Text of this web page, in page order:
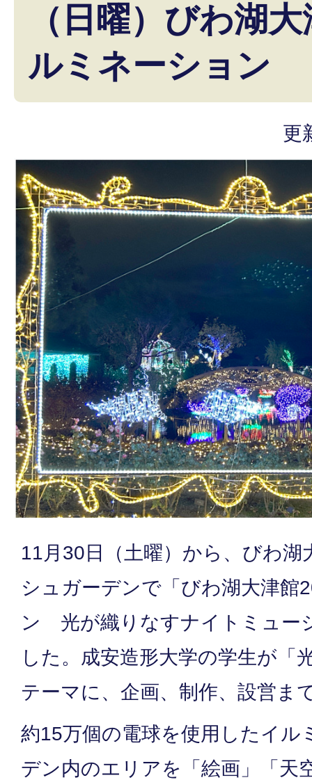
（日曜）びわ湖
ルミネーション
更
11月30日（土曜）から、びわ湖
シュガーデンで「びわ湖大津館
ン 光が織りなすナイトミュー
した。成安造形大学の学生が「
テーマに、企画、制作、設営ま
約15万個の電球を使用したイル
デン内のエリアを「絵画」「天